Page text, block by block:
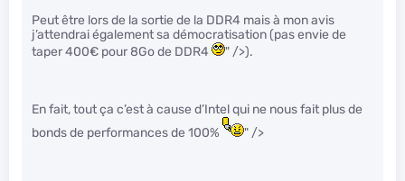
Peut être lors de la sortie de la DDR4 mais à mon avis
j’attendrai également sa démocratisation (pas envie de
taper 400€ pour 8Go de DDR4
" />).
En fait, tout ça c’est à cause d’Intel qui ne nous fait plus de
bonds de performances de 100%
" />